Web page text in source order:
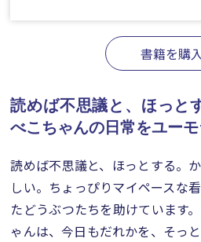
書籍を購入
読めば不思議と、ほっと
べこちゃんの日常をユーモ
読めば不思議と、ほっとする。
しい。ちょっぴりマイペースな
たどうぶつたちを助けています
ゃんは、今日もだれかを、そっ